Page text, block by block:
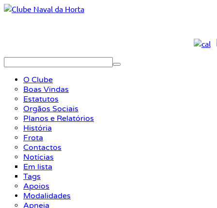
O Clube
Boas Vindas
Estatutos
Orgãos Sociais
Planos e Relatórios
História
Frota
Contactos
Notícias
Em lista
Tags
Apoios
Modalidades
Apneia